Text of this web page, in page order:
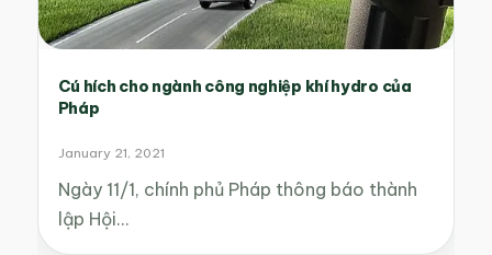
Cú hích cho ngành công nghiệp khí hydro của
Pháp
January 21, 2021
Ngày 11/1, chính phủ Pháp thông báo thành
lập Hội…